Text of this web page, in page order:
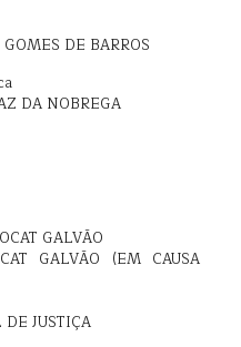
DE BARROS
DA NOBREGA
GALVÃO
GALVÃO (EM CAUSA
JUSTIÇA